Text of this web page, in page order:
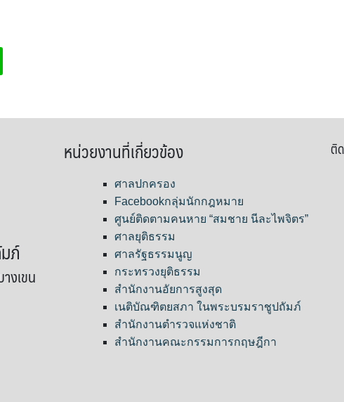
ภ์
งเขน
หน่วยงานที่เกี่ยวข้อง
ศาลปกครอง
Facebookกลุ่มนักกฎหมาย
ศูนย์ติดตามคนหาย “สมชาย นีละไพจิตร”
ศาลยุติธรรม
ศาลรัฐธรรมนูญ
กระทรวงยุติธรรม
สำนักงานอัยการสูงสุด
เนติบัณฑิตยสภา ในพระบรมราชูปถัมภ์
สำนักงานตำรวจแห่งชาติ
สำนักงานคณะกรรมการกฤษฎีกา
ติ